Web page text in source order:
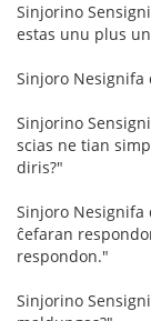
Sinjorino
estas unu plus
Sinjoro Nesignifa
Sinjorino
scias ne tian
diris?"
Sinjoro
ĉefaran
respondon."
Sinjorino